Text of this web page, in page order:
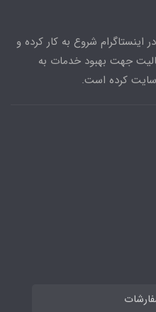
پیج کره بیوتی 96 از مرداد سال 96 در اینستاگرام شروع به کار کرده و
99 پس از 3 سال فعالیت جهت بهبود خدمات به
کرده است.